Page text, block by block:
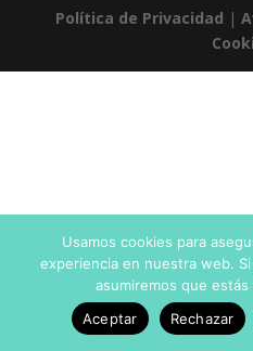
Política de Privacidad |
Usamos cookies para
experiencia en nuestra web.
asumiremos que
Aceptar
Rechazar